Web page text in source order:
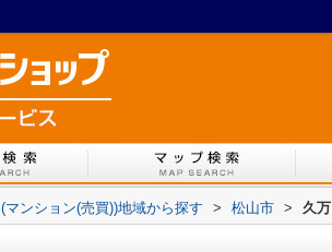
(マンション(売買))地域から探す > 松山市 > 久